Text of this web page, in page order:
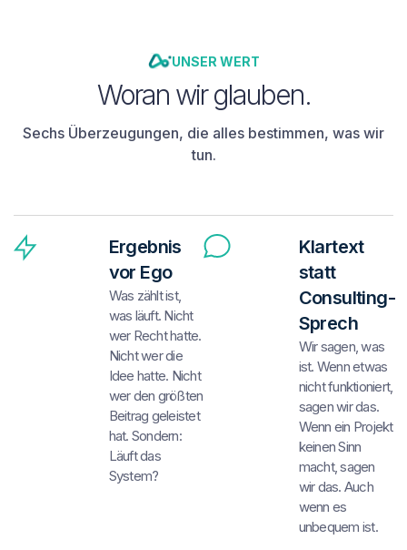
UNSER WERT
Woran wir glauben.
Sechs Überzeugungen, die alles bestimmen, was wir
tun.
Ergebnis
vor Ego
Was zählt ist,
was läuft. Nicht
wer Recht hatte.
Nicht wer die
Idee hatte. Nicht
wer den größten
Beitrag geleistet
hat. Sondern:
Läuft das
System?
Klartext
statt
Consulting-
Sprech
Wir sagen, was
ist. Wenn etwas
nicht funktioniert,
sagen wir das.
Wenn ein Projekt
keinen Sinn
macht, sagen
wir das. Auch
wenn es
unbequem ist.